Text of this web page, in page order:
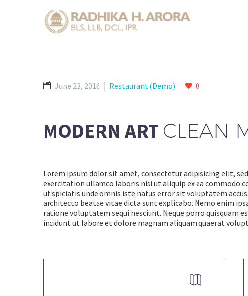
June 23, 2016 Restaurant (Demo) 0
MODERN ART CLEAN
Lorem ipsum dolor sit amet, consectetur adipisicing elit,
exercitation ullamco laboris nisi ut aliquip ex ea commodo
ut spiciatis unde omnis iste natus error sit voluptatem
architecto beatae vitae dicta sunt explicabo. Nemo enim
ratione voluptatem sequi nesciunt. Neque porro quisquam
incidunt ut labore et dolore magnam aliquam quaerat

